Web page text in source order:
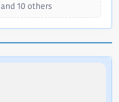
and 10 others